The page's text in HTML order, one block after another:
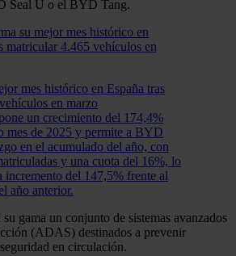
Seal U o el BYD Tang.
mes histórico en España tras
en marzo
un crecimiento del 174,4%
mes de 2025 y permite a BYD
en el acumulado del año, con
y una cuota del 16%, lo
incremento del 147,5% frente al
año anterior.
gama un conjunto de sistemas avanzados
(ADAS) destinados a prevenir
en circulación.